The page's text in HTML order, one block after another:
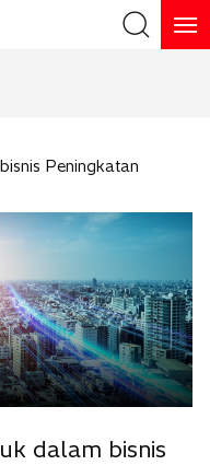
Peningkatan
dalam bisnis